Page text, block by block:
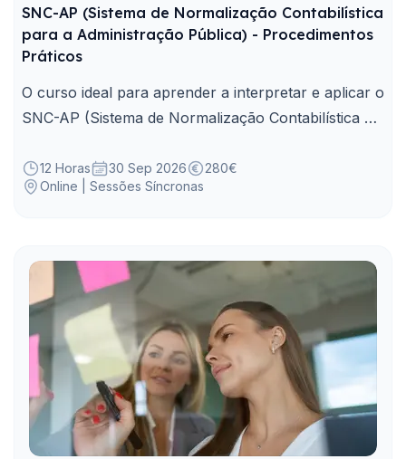
SNC-AP (Sistema de Normalização Contabilística
para a Administração Pública) - Procedimentos
Práticos
O curso ideal para aprender a interpretar e aplicar o
SNC-AP (Sistema de Normalização Contabilística da
normativos legais.
12 Horas 30 Sep 2026
280€
Online | Sessões Síncronas